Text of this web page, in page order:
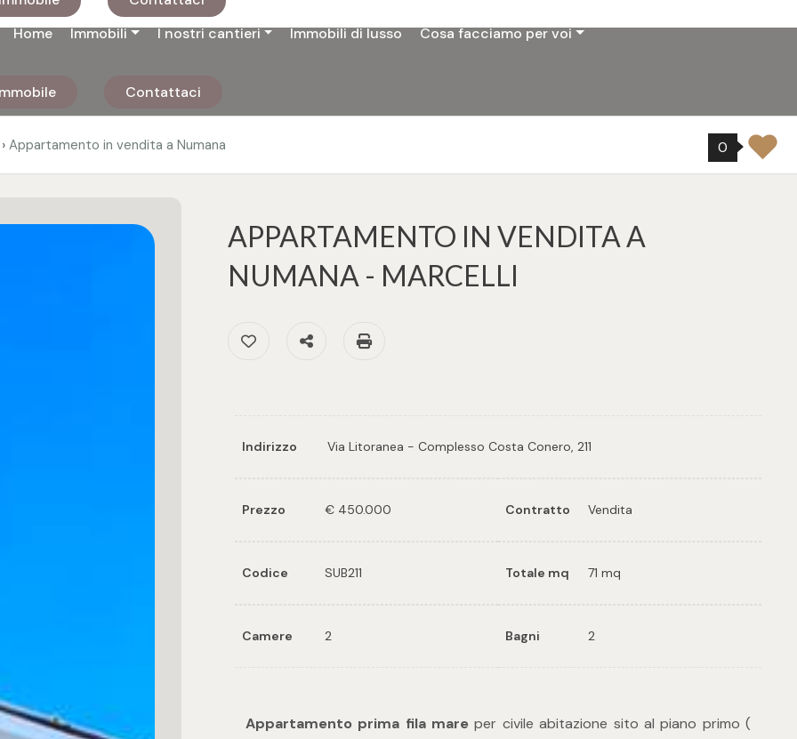
Home Immobili I nostri cantieri Immobili di lusso Cosa facciamo per voi
Contattaci
› Appartamento in vendita a Numana 0
APPARTAMENTO IN VENDITA A
NUMANA - MARCELLI
Preferiti: Cod. SUB211
Condividi
Indirizzo Via Litoranea - Complesso Costa Conero, 211
Prezzo € 450.000 Contratto Vendita
Codice SUB211 Totale mq 71 mq
Camere 2 Bagni 2
Appartamento prima fila mare per civile abitazione sito al piano primo (